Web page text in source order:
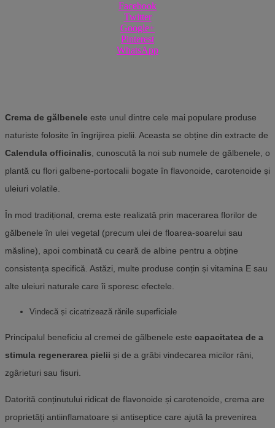
Facebook
Twitter
Google+
Pinterest
WhatsApp
Crema de gălbenele este unul dintre cele mai populare produse
naturiste folosite în îngrijirea pielii. Aceasta se obține din extracte de
Calendula officinalis , cunoscută la noi sub numele de gălbenele, o
plantă cu flori galbene-portocalii bogate în flavonoide, carotenoide și
uleiuri volatile.
În mod tradițional, crema este realizată prin macerarea florilor de
gălbenele în ulei vegetal (precum ulei de floarea-soarelui sau
măsline), apoi combinată cu ceară de albine pentru a obține
consistența specifică. Astăzi, multe produse conțin și vitamina E sau
alte uleiuri naturale care îi sporesc efectele.
Vindecă și cicatrizează rănile superficiale
Principalul beneficiu al cremei de gălbenele este capacitatea de a
stimula regenerarea pielii și de a grăbi vindecarea micilor răni,
zgârieturi sau fisuri.
Datorită conținutului ridicat de flavonoide și carotenoide, crema are
proprietăți antiinflamatoare și antiseptice care ajută la prevenirea